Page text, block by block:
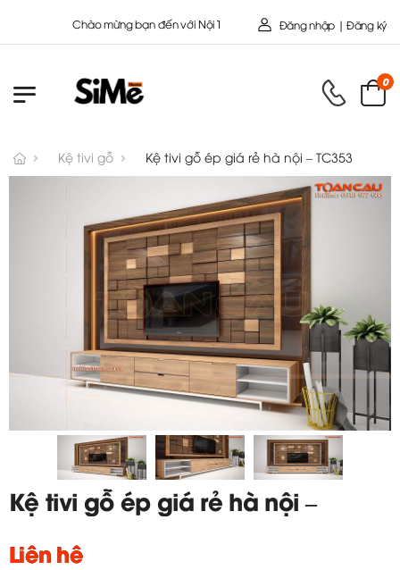
Chào mừng bạn đến với Nội Thất Toàn Cầu - Công ty cổ Phần
Đăng nhập | Đăng ký
0
Kệ tivi gỗ Kệ tivi gỗ ép giá rẻ hà nội – TC353
Kệ tivi gỗ ép giá rẻ hà nội –
Liên hệ